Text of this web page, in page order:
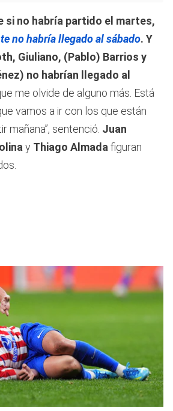
si no habría partido el martes,
no habría llegado al sábado. Y
Giuliano, (Pablo) Barrios y
no habrían llegado al
me olvide de alguno más. Está
vamos a ir con los que están
mañana”, sentenció. Juan
y Thiago Almada figuran